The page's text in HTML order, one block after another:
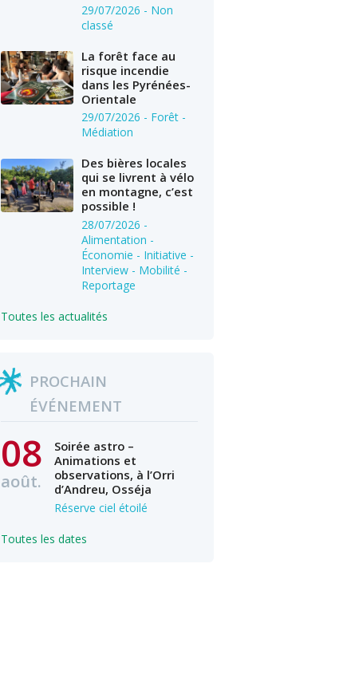
29/07/2026 - Non
classé
La forêt face au
risque incendie
dans les Pyrénées-
Orientale
29/07/2026 - Forêt -
Médiation
Des bières locales
qui se livrent à vélo
en montagne, c’est
possible !
28/07/2026 -
Alimentation -
Économie - Initiative -
Interview - Mobilité -
Reportage
Toutes les actualités
PROCHAIN
ÉVÉNEMENT
08
août.
Soirée astro –
Animations et
observations, à l’Orri
d’Andreu, Osséja
Réserve ciel étoilé
Toutes les dates